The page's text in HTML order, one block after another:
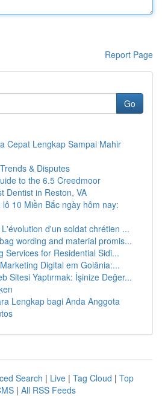
Report Page
Go
Cepat Lengkap Sampai Mahir
& Disputes
to the 6.5 Creedmoor
Dentist in Reston, VA
10 Miền Bắc ngày hôm nay:
d'un soldat chrétien ...
wording and material promis...
Services for Residential Sidi...
Digital em Goiânia:...
Sitesi Yaptırmak: İşinize Değer...
Lengkap bagi Anda Anggota
Search | Live | Tag Cloud | Top
| All RSS Feeds